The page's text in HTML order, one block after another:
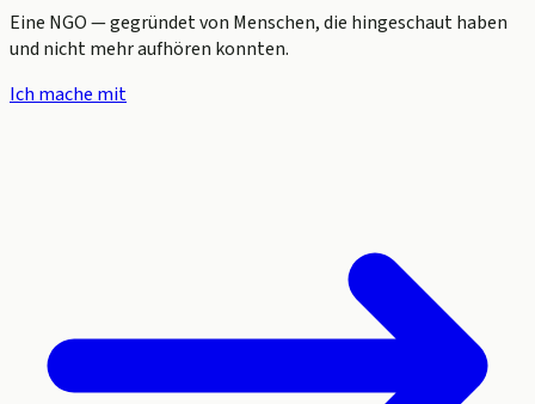
Eine NGO — gegründet von Menschen, die hingeschaut haben
und nicht mehr aufhören konnten.
Ich mache mit